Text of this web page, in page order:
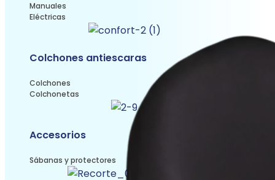
Manuales
Eléctricas
Colchones antiescaras
Colchones
Colchonetas
Accesorios
Sábanas y protectores